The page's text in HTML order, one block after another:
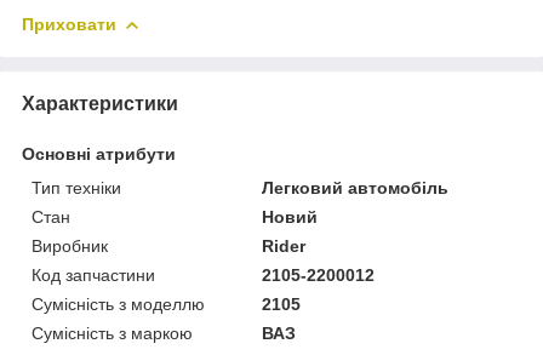
Приховати
Характеристики
Основні атрибути
Тип техніки
Легковий автомобіль
Стан
Новий
Виробник
Rider
Код запчастини
2105-2200012
Сумісність з моделлю
2105
Сумісність з маркою
ВАЗ